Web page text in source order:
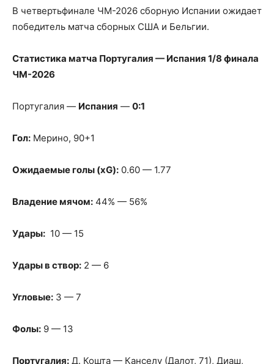
В четвертьфинале ЧМ-2026 сборную Испании ожидает
победитель матча сборных США и Бельгии.
Статистика матча Португалия — Испания 1/8 финала
ЧМ-2026
Португалия — Испания — 0:1
Гол: Мерино, 90+1
Ожидаемые голы (xG): 0.60 — 1.77
Владение мячом: 44% — 56%
Удары: 10 — 15
Удары в створ: 2 — 6
Угловые: 3 — 7
Фолы: 9 — 13
Португалия: Д. Кошта — Канселу (Далот, 71), Диаш,